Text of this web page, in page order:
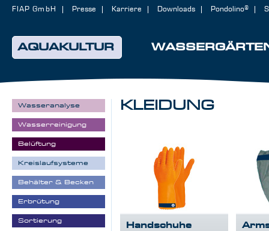
AQUAKULTUR
FIAP GmbH Presse Karriere Downloads Pondolino®
KLEIDUNG
Handschuhe
Wasseranalyse
Wasserreinigung
Belüftung
Kreislaufsysteme
Behälter & Becken
Erbrütung
Sortierung